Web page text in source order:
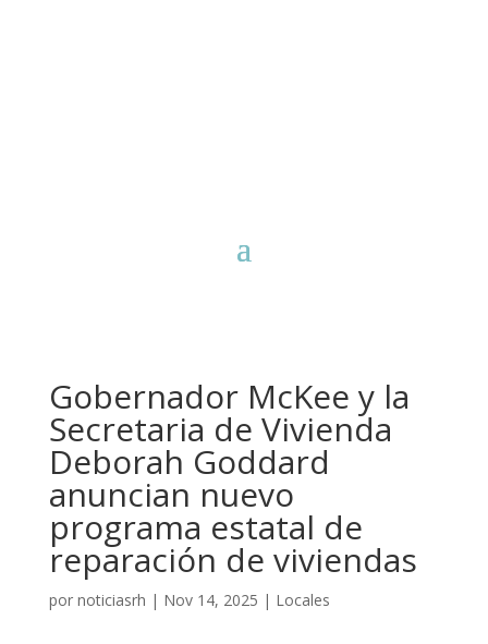
Gobernador McKee y la
Secretaria de Vivienda
Deborah Goddard
anuncian nuevo
programa estatal de
reparación de viviendas
por noticiasrh | Nov 14, 2025 | Locales